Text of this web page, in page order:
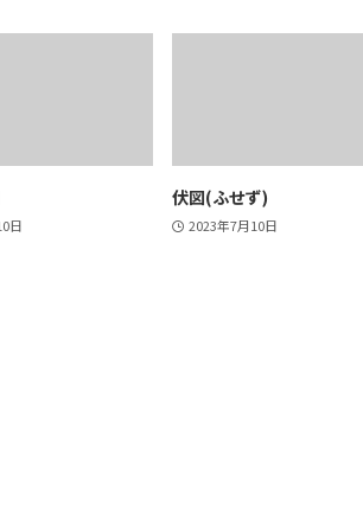
日
伏図(ふせず)
2023年7月10日